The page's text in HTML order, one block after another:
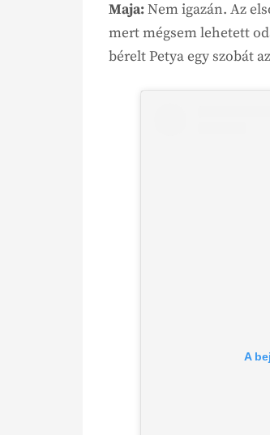
Maja:Nem igazán. Az
mert mégsem lehetett
bérelt Petya egy szobát
A